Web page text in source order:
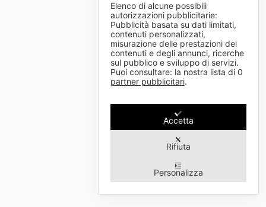
Elenco di alcune possibili
autorizzazioni pubblicitarie:
Pubblicità basata su dati limitati,
contenuti personalizzati,
misurazione delle prestazioni dei
contenuti e degli annunci, ricerche
sul pubblico e sviluppo di servizi.
Puoi consultare: la nostra lista di 0
partner pubblicitari.
Accetta
Rifiuta
Personalizza